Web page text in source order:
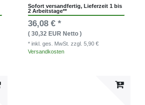
Sofort versandfertig, Lieferzeit 1 bis
2 Arbeitstage**
36,08 € *
( 30,32 EUR Netto )
* inkl. ges. MwSt.zzgl. 5,90 €
Versandkosten